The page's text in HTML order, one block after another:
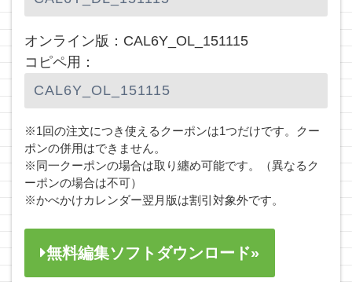
オンライン版：CAL6Y_OL_151115
コピペ用：
※1回の注文につき使えるクーポンは1つだけです。クー
ポンの併用はできません。
※同一クーポンの場合は取り纏め可能です。（異なるク
ーポンの場合は不可）
※かべかけカレンダー翌月版は割引対象外です。
無料編集ソフトダウンロード»